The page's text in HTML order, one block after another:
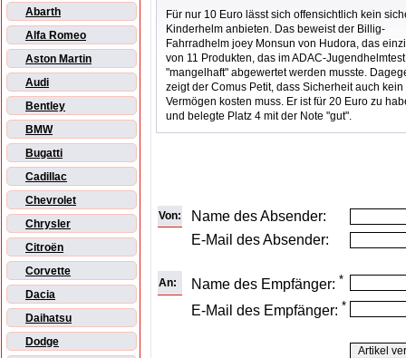
Abarth
Alfa Romeo
Aston Martin
Audi
Bentley
BMW
Bugatti
Cadillac
Chevrolet
Chrysler
Citroën
Corvette
Dacia
Daihatsu
Dodge
Für nur 10 Euro lässt sich offensichtlich kein
Kinderhelm anbieten. Das beweist der Billig-
Fahrradhelm joey Monsun von Hudora, das
von 11 Produkten, das im ADAC-
"mangelhaft" abgewertet werden musste.
zeigt der Comus Petit, dass Sicherheit auch kein
Vermögen kosten muss. Er ist für 20 Euro zu
und belegte Platz 4 mit der Note "gut".
Von:
Name des Absender:
E-Mail des Absender:
An: Name des Empfänger: *
E-Mail des Empfänger: *